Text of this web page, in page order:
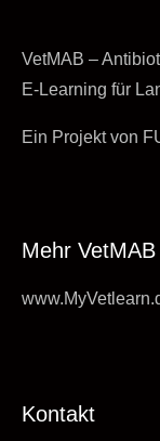
VetMAB –
E-Learning für
Ein Projekt von
Mehr
Kontakt